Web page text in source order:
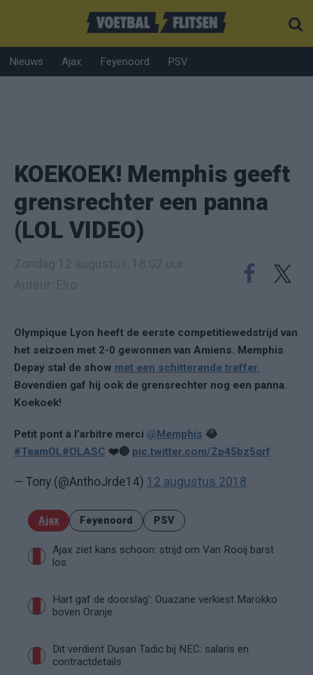
Nieuws Ajax Feyenoord PSV
KOEKOEK! Memphis geeft
grensrechter een panna
(LOL VIDEO)
Olympique Lyon heeft de eerste competitiewedstrijd van
het seizoen met 2-0 gewonnen van Amiens. Memphis
Depay stal de show met een schitterende treffer.
Bovendien gaf hij ook de grensrechter nog een panna.
Koekoek!
Petit pont à l’arbitre merci @Memphis 😂
#TeamOL#OLASC ❤️🔵 pic.twitter.com/Zp45bz5qrf
— Tony (@AnthoJrde14) 12 augustus 2018
Ajax Feyenoord PSV
Ajax ziet kans schoon: strijd om Van Rooij barst
los
Hart gaf de doorslag': Ouazane verkiest Marokko
boven Oranje
Dit verdient Dusan Tadic bij NEC: salaris en
contractdetails